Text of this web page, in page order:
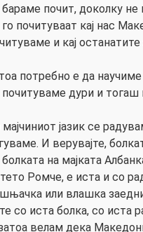
бараме почит, доколку
почитуваат кај нас
и кај
потребно е да
дури и тогаш
мајчиниот јазик се
И верувајте,
на мајката
Ромче, е иста и со
или влашка
со иста болка, со иста
велам дека